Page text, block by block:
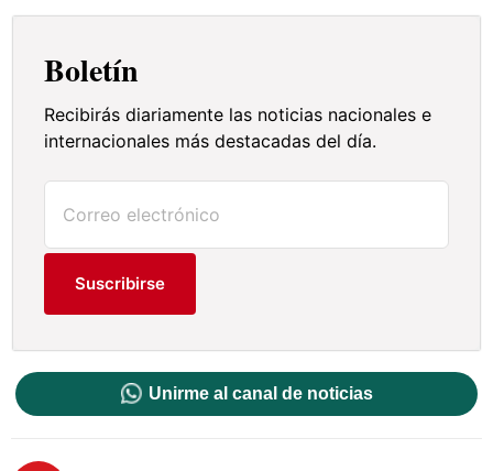
Boletín
Recibirás diariamente las noticias nacionales e
internacionales más destacadas del día.
Suscribirse
Unirme al canal de noticias